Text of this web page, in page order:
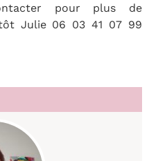
pour plus de
Julie 06 03 41 07 99